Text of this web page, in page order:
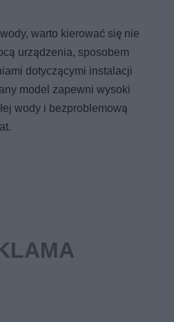
warto kierować się nie
urządzenia, sposobem
dotyczącymi instalacji
model zapewni wysoki
wody i bezproblemową